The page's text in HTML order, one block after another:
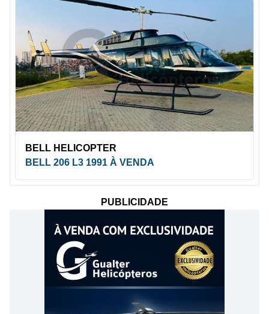
BELL HELICOPTER
BELL 206 L3 1991 À VENDA
PUBLICIDADE